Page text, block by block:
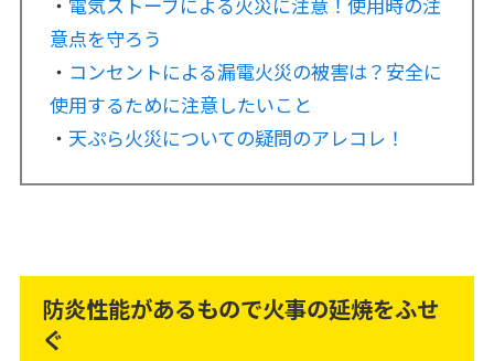
意点を守ろう
・ コンセントによる漏電火災の被害は？安全に
使用するために注意したいこと
・ 天ぷら火災についての疑問のアレコレ！
防炎性能があるもので火事の延焼をふせ
ぐ